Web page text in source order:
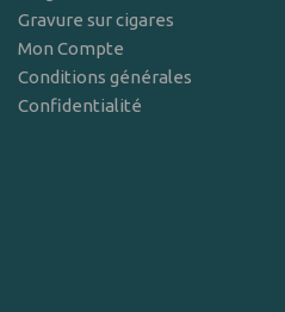
Gravure sur cigares
Mon Compte
Conditions générales
Confidentialité